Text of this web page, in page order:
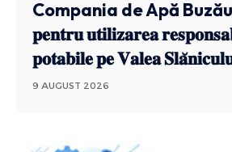
Compania de Apă
𝐩𝐞𝐧𝐭𝐫𝐮 𝐮𝐭𝐢𝐥𝐢𝐳𝐚𝐫𝐞𝐚
𝐩𝐨𝐭𝐚𝐛𝐢𝐥𝐞 𝐩𝐞 𝐕𝐚𝐥𝐞𝐚
9 AUGUST 2026